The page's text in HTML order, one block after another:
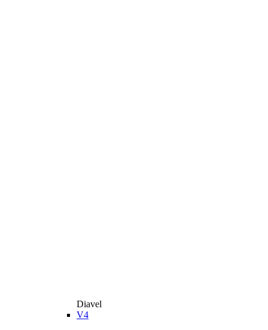
Diavel
V4